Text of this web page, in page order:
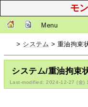
モ
Menu
> システム > 重油拘束
システム/重油拘束
Last-modified: 2024-12-27 (金)